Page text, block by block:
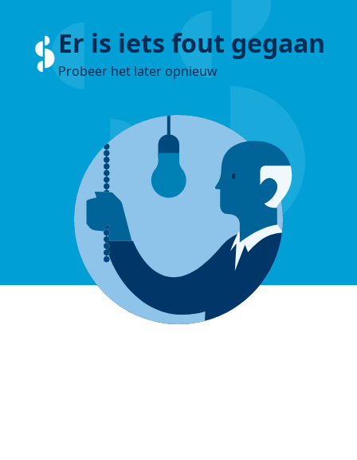
Er is iets fout gegaan
Probeer het later opnieuw